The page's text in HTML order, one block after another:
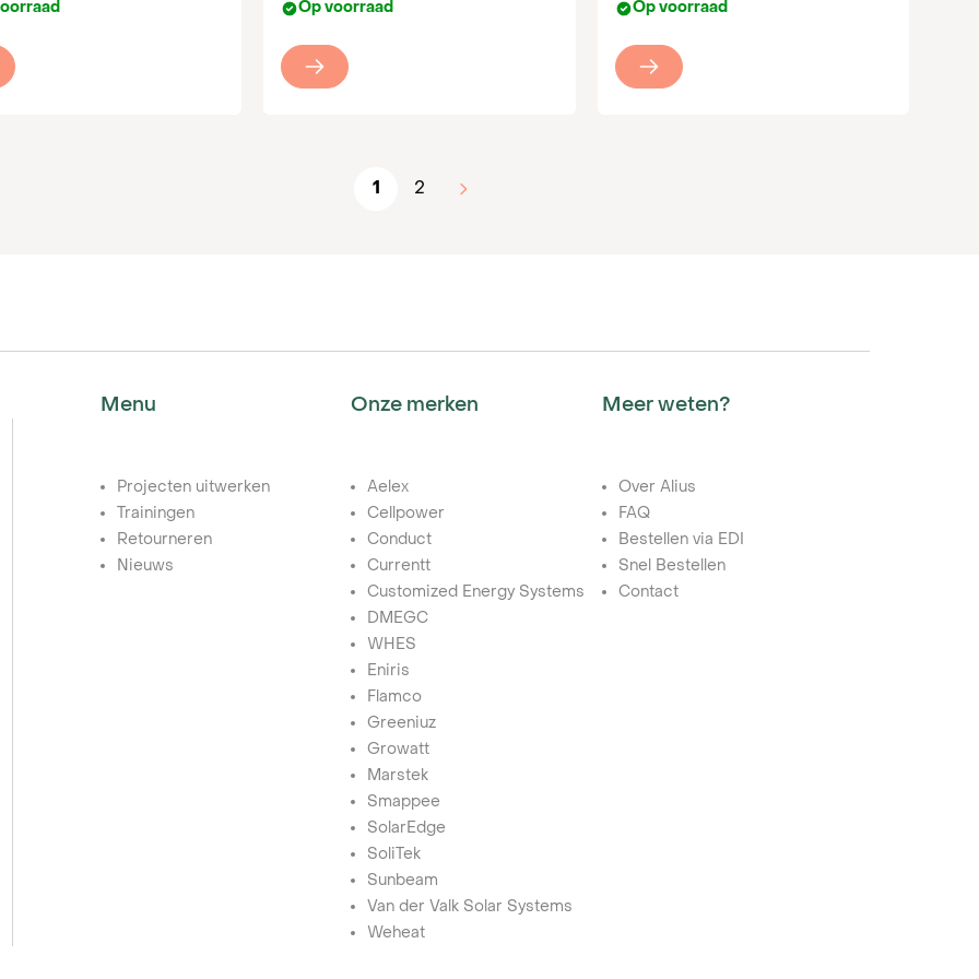
Op voorraad Op voorraad
1 2
Menu
Projecten uitwerken
Trainingen
Retourneren
Nieuws
Onze merken
Aelex
Cellpower
Conduct
Currentt
Customized Energy Systems
DMEGC
WHES
Eniris
Flamco
Greeniuz
Growatt
Marstek
Smappee
SolarEdge
SoliTek
Sunbeam
Van der Valk Solar Systems
Weheat
Meer weten?
Over Alius
FAQ
Bestellen via EDI
Snel Bestellen
Contact